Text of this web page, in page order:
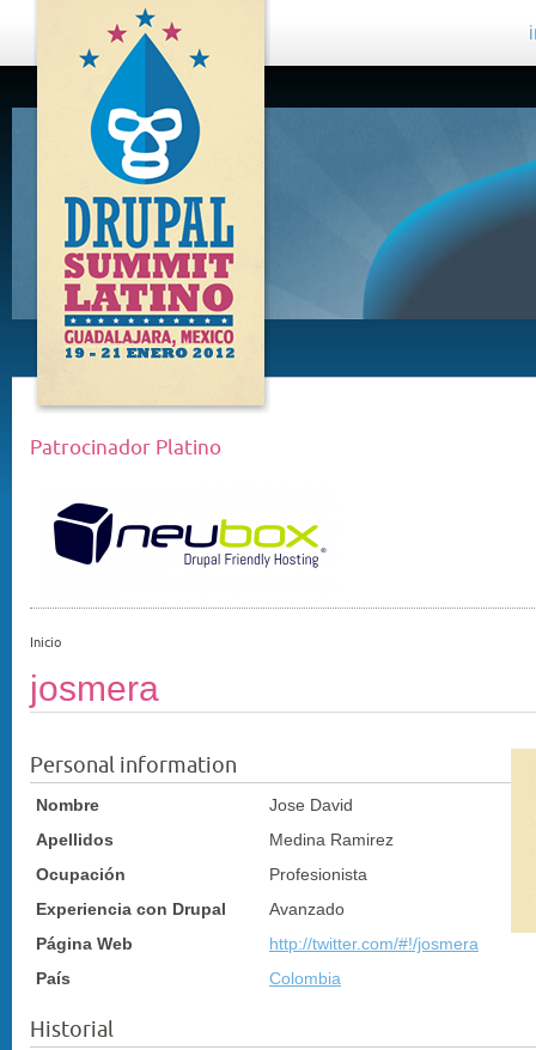
DRUPAL
SUMMIT
LATINO,
GUADALAJARA
2012
Patrocinador Platino
Inicio
josmera
Personal information
Nombre
Jose David
Apellidos
Medina Ramirez
Ocupación
Profesionista
Experiencia con Drupal
Avanzado
Página Web
http://twitter.com/#!/josmera
País
Colombia
Historial